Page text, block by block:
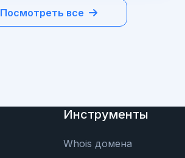
Посмотреть все
Инструменты
Whois домена